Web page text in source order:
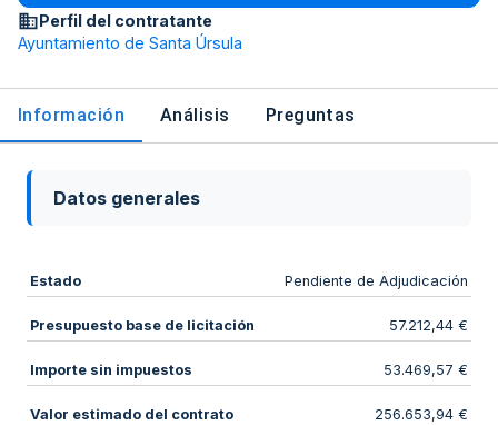
Perfil del contratante
Ayuntamiento de Santa Úrsula
Información Análisis Preguntas
Datos generales
Estado Pendiente de Adjudicación
Presupuesto base de licitación 57.212,44 €
Importe sin impuestos 53.469,57 €
Valor estimado del contrato 256.653,94 €